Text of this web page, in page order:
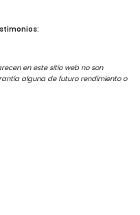
en este sitio web no son
alguna de futuro rendimiento o